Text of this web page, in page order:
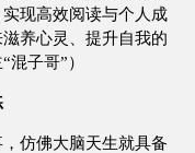
现高效阅读与个人成
养心灵、提升自我的
子哥”）
仿佛大脑天生就具备